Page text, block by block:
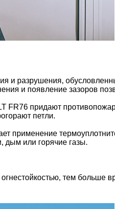
и разрушения,
и появление зазоров
FR76 придают
петли.
применение
дым или горячие газы.
тем